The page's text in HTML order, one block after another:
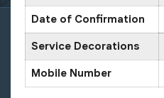
Date of Confirmation
Service Decorations
Mobile Number